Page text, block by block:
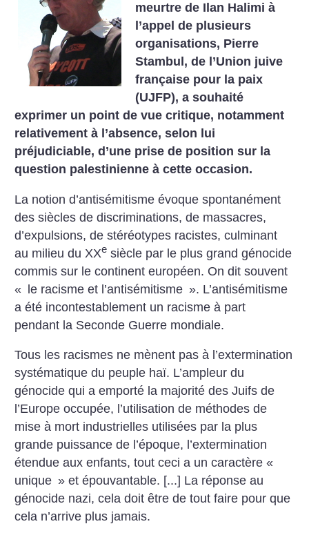
meurtre de Ilan Halimi à
l’appel de plusieurs
organisations, Pierre
Stambul, de l’Union juive
française pour la paix
(UJFP), a souhaité
exprimer un point de vue critique, notamment
relativement à l’absence, selon lui
préjudiciable, d’une prise de position sur la
question palestinienne à cette occasion.
La notion d’antisémitisme évoque spontanément
des siècles de discriminations, de massacres,
d’expulsions, de stéréotypes racistes, culminant
au milieu du XXe siècle par le plus grand génocide
commis sur le continent européen. On dit souvent
« le racisme et l’antisémitisme ». L’antisémitisme
a été incontestablement un racisme à part
pendant la Seconde Guerre mondiale.
Tous les racismes ne mènent pas à l’extermination
systématique du peuple haï. L’ampleur du
génocide qui a emporté la majorité des Juifs de
l’Europe occupée, l’utilisation de méthodes de
mise à mort industrielles utilisées par la plus
grande puissance de l’époque, l’extermination
étendue aux enfants, tout ceci a un caractère «
unique » et épouvantable. [...] La réponse au
génocide nazi, cela doit être de tout faire pour que
cela n’arrive plus jamais.